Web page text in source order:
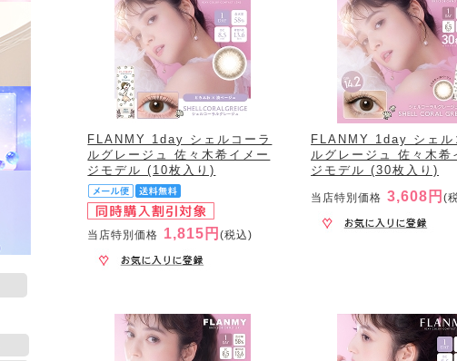
FLANMY 1day シェルコーラ
ルグレージュ 佐々木希イメー
ジモデル (10枚入り)
当店特別価格 1,815円(税込)
FLANMY 1day シェル
ルグレージュ 佐々木希
ジモデル (30枚入り)
当店特別価格 3,608円(